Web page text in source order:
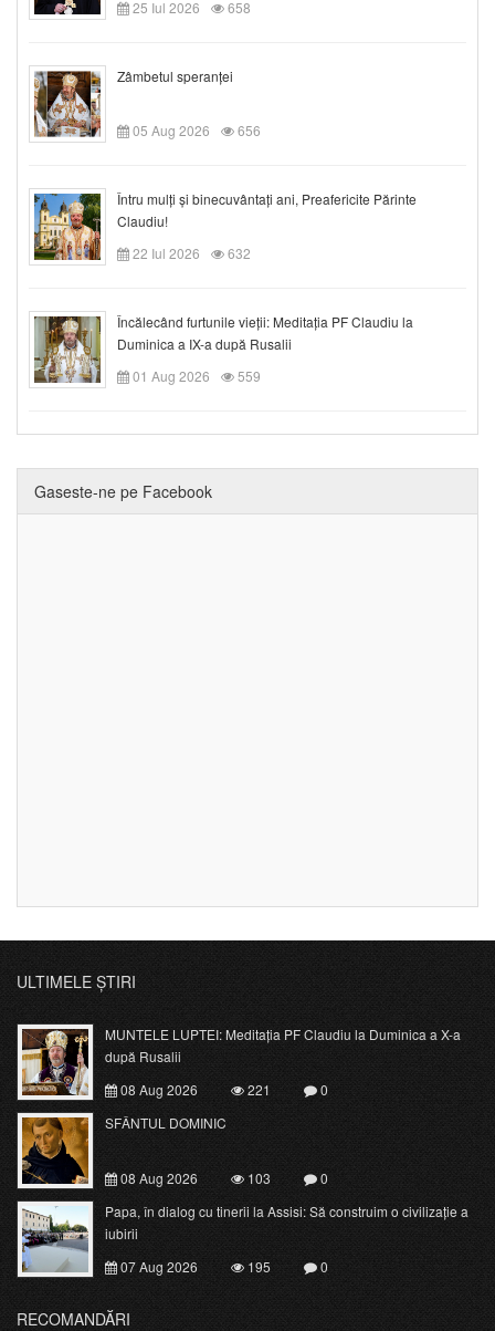
25 Iul 2026
658
Zâmbetul speranței
05 Aug 2026 656
Întru mulți și binecuvântați ani, Preafericite Părinte
Claudiu!
22 Iul 2026
632
Încălecând furtunile vieții: Meditația PF Claudiu la
Duminica a IX-a după Rusalii
01 Aug 2026
559
Gaseste-ne pe Facebook
ULTIMELE ȘTIRI
MUNTELE LUPTEI: Meditația PF Claudiu la Duminica a X-a
după Rusalii
08 Aug 2026
221
0
SFÂNTUL DOMINIC
08 Aug 2026 103
0
Papa, în dialog cu tinerii la Assisi: Să construim o civilizație a
iubirii
07 Aug 2026
195 0
RECOMANDĂRI